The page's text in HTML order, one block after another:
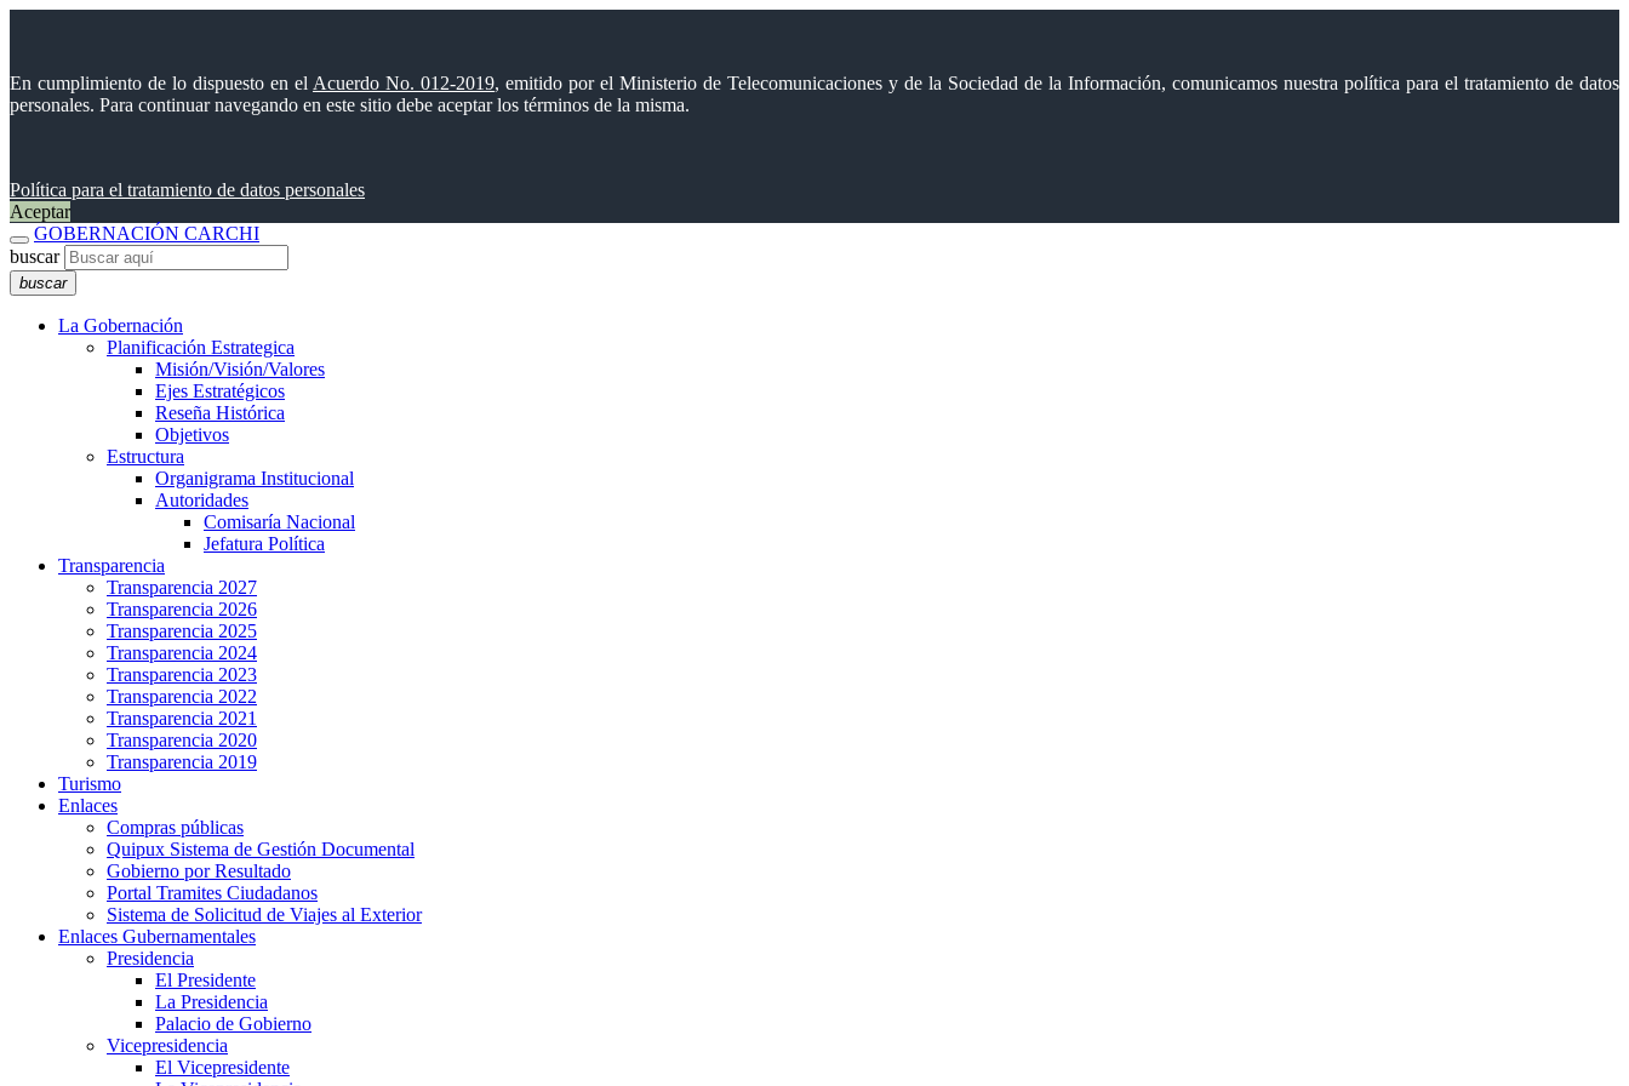
En cumplimiento de lo dispuesto en el Acuerdo No. 012-2019, emitido por el Ministerio de Telecomunicaciones y de la Sociedad de la Información, comunicamos nuestra política para el tratamiento de datos
personales. Para continuar navegando en este sitio debe aceptar los términos de la misma.
Política para el tratamiento de datos personales
Aceptar
GOBERNACIÓN CARCHI
buscar
buscar
La Gobernación
Planificación Estrategica
Misión/Visión/Valores
Ejes Estratégicos
Reseña Histórica
Objetivos
Estructura
Organigrama Institucional
Autoridades
Comisaría Nacional
Jefatura Política
Transparencia
Transparencia 2027
Transparencia 2026
Transparencia 2025
Transparencia 2024
Transparencia 2023
Transparencia 2022
Transparencia 2021
Transparencia 2020
Transparencia 2019
Turismo
Enlaces
Compras públicas
Quipux Sistema de Gestión Documental
Gobierno por Resultado
Portal Tramites Ciudadanos
Sistema de Solicitud de Viajes al Exterior
Enlaces Gubernamentales
Presidencia
El Presidente
La Presidencia
Palacio de Gobierno
Vicepresidencia
El Vicepresidente